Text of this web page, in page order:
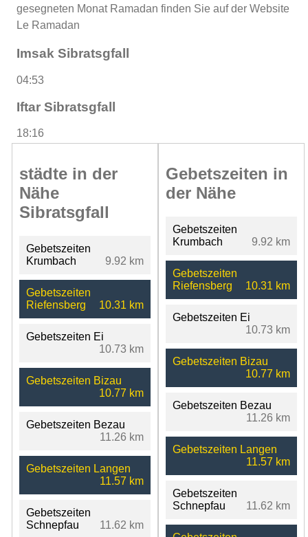
gesegneten Monat Ramadan finden Sie auf der Website
Le Ramadan
Imsak Sibratsgfall
04:53
Iftar Sibratsgfall
18:16
städte in der
Nähe
Sibratsgfall
Gebetszeiten
Krumbach
9.92 km
Gebetszeiten
Riefensberg
10.31 km
Gebetszeiten Ei
10.73 km
Gebetszeiten Bizau
10.77 km
Gebetszeiten Bezau
11.26 km
Gebetszeiten Langen
11.57 km
Gebetszeiten
Schnepfau
11.62 km
Gebetszeiten in
der Nähe
Gebetszeiten
Krumbach
9.92 km
Gebetszeiten
Riefensberg
10.31 km
Gebetszeiten Ei
10.73 km
Gebetszeiten Bizau
10.77 km
Gebetszeiten Bezau
11.26 km
Gebetszeiten Langen
11.57 km
Gebetszeiten
Schnepfau
11.62 km